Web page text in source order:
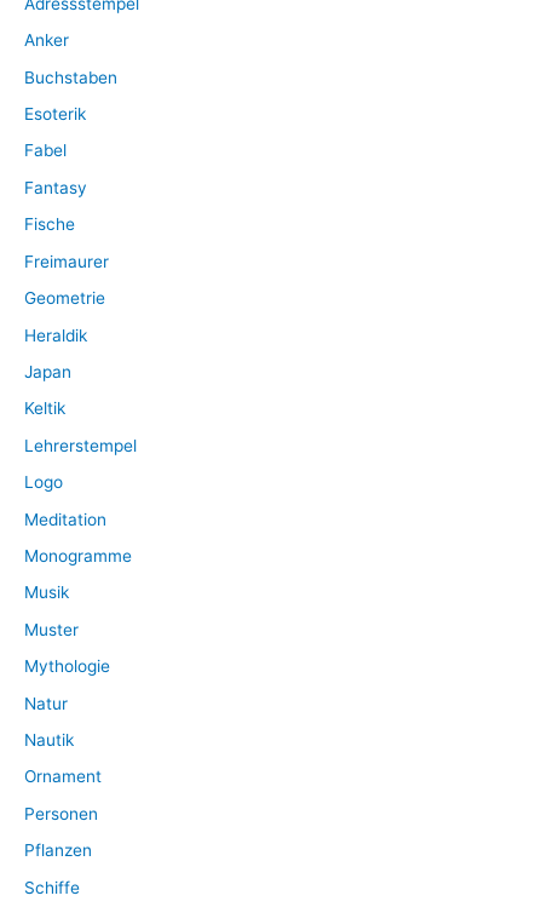
c
h
:
Anker
Buchstaben
Esoterik
Fabel
Fantasy
Fische
Freimaurer
Geometrie
Heraldik
Japan
Keltik
Lehrerstempel
Logo
Meditation
Monogramme
Musik
Muster
Mythologie
Natur
Nautik
Ornament
Personen
Pflanzen
Schiffe